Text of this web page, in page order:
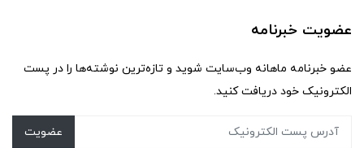
عضویت خبرنامه
عضو خبرنامه ماهانه وب‌سایت شوید و تازه‌ترین نوشته‌ها را در پست
الکترونیک خود دریافت کنید.
عضویت